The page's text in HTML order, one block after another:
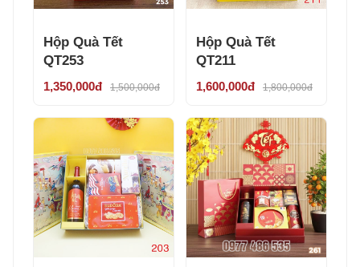
Hộp Quà Tết
QT253
1,350,000đ 1,500,000đ
Hộp Quà Tết
QT211
1,600,000đ 1,800,000đ